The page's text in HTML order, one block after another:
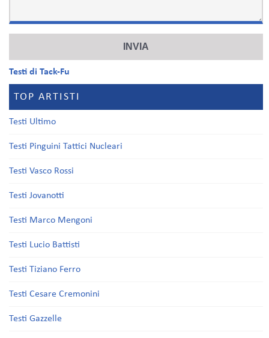
Testi di Tack-Fu
TOP ARTISTI
Testi Ultimo
Testi Pinguini Tattici Nucleari
Testi Vasco Rossi
Testi Jovanotti
Testi Marco Mengoni
Testi Lucio Battisti
Testi Tiziano Ferro
Testi Cesare Cremonini
Testi Gazzelle